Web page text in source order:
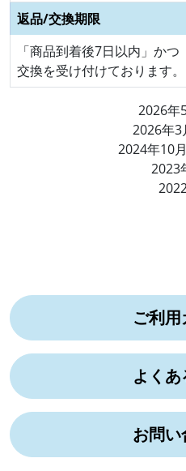
返品/交換期限
「商品到着後7日以内」か
交換を受け付けております。
2026年
2026年3
2024年10
2023
ご利
よく
お問